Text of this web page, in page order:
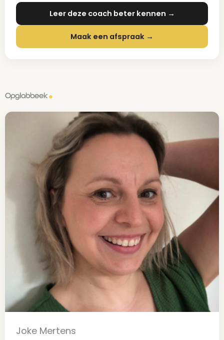
Leer deze coach beter kennen →
Maak een afspraak →
Opglabbeek
Joke Mertens